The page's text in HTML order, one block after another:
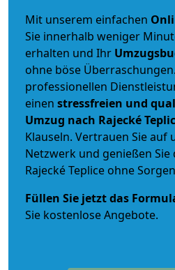
Mit unserem einfachen
Sie innerhalb weniger
erhalten und Ihr
ohne böse
professionellen
einen stressfreien und
Umzug nach Rajecké
Klauseln. Vertrauen Sie auf
Netzwerk und genießen Sie
Rajecké Teplice ohne
Füllen Sie jetzt das
Sie kostenlose Angebote.